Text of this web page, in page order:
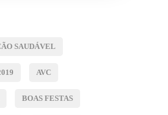
SAUDÁVEL
AVC
BOAS FESTAS